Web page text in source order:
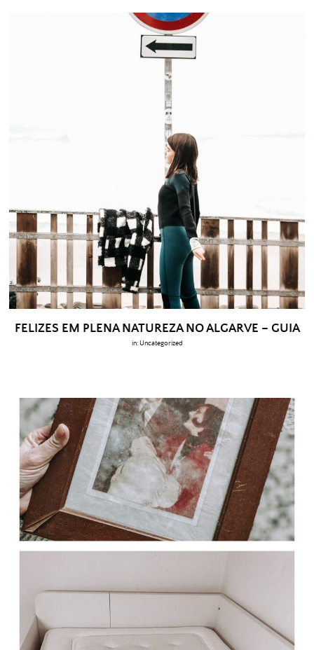
FELIZES EM PLENA NATUREZA NO ALGARVE – GUIA
in: Uncategorized